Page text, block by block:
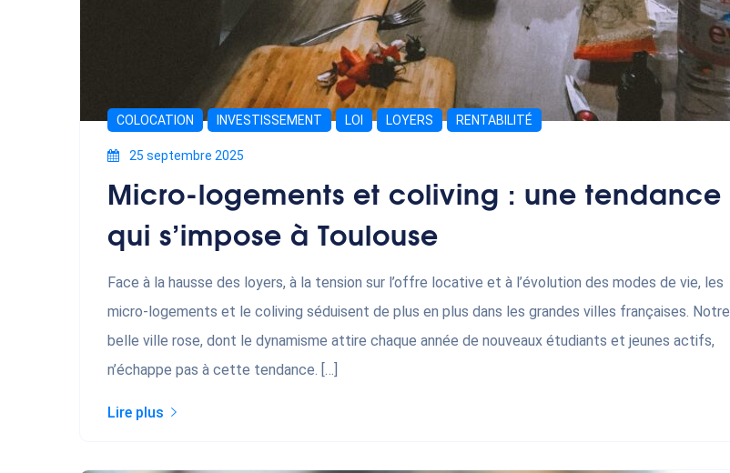
COLOCATION INVESTISSEMENT LOI LOYERS RENTABILITÉ
25 septembre 2025
Micro-logements et coliving : une tendance
qui s’impose à Toulouse
Face à la hausse des loyers, à la tension sur l’offre locative et à l’évolution des modes de vie, les
micro-logements et le coliving séduisent de plus en plus dans les grandes villes françaises. Notre
belle ville rose, dont le dynamisme attire chaque année de nouveaux étudiants et jeunes actifs,
n’échappe pas à cette tendance. […]
Lire plus